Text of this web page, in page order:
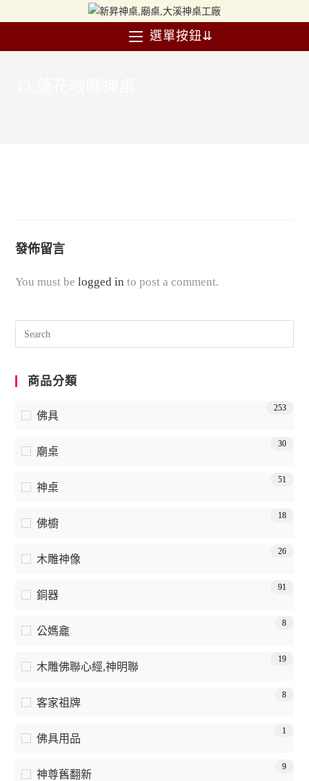
選單按鈕⇊
發佈留言
You must belogged in to post a comment.
商品分類
佛具
253
廟桌
30
神桌
51
佛櫥
18
木雕神像
26
銅器
91
公媽龕
8
木雕佛聯心經,神明聯
19
客家祖牌
8
佛具用品
1
神尊舊翻新
9